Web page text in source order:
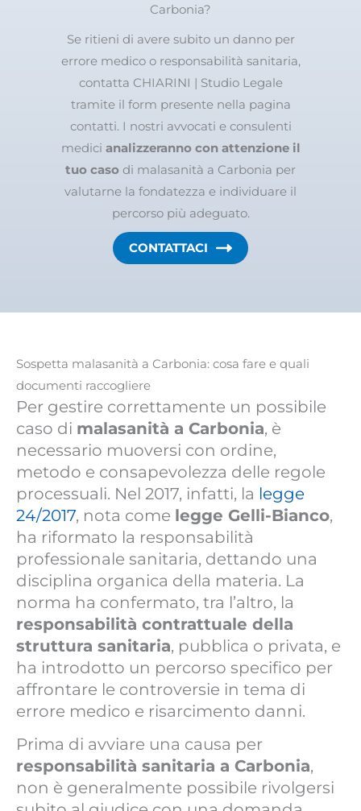
Carbonia?
Se ritieni di avere subito un danno per
errore medico o responsabilità sanitaria,
contatta CHIARINI | Studio Legale
tramite il form presente nella pagina
contatti. I nostri avvocati e consulenti
medici analizzeranno con attenzione il
tuo caso di malasanità a Carbonia per
valutarne la fondatezza e individuare il
percorso più adeguato.
CONTATTACI
Sospetta malasanità a Carbonia: cosa fare e quali
documenti raccogliere
Per gestire correttamente un possibile
caso di malasanità a Carbonia, è
necessario muoversi con ordine,
metodo e consapevolezza delle regole
processuali. Nel 2017, infatti, la legge
24/2017, nota come legge Gelli-Bianco,
ha riformato la responsabilità
professionale sanitaria, dettando una
disciplina organica della materia. La
norma ha confermato, tra l’altro, la
responsabilità contrattuale della
struttura sanitaria, pubblica o privata, e
ha introdotto un percorso specifico per
affrontare le controversie in tema di
errore medico e risarcimento danni.
Prima di avviare una causa per
responsabilità sanitaria a Carbonia,
non è generalmente possibile rivolgersi